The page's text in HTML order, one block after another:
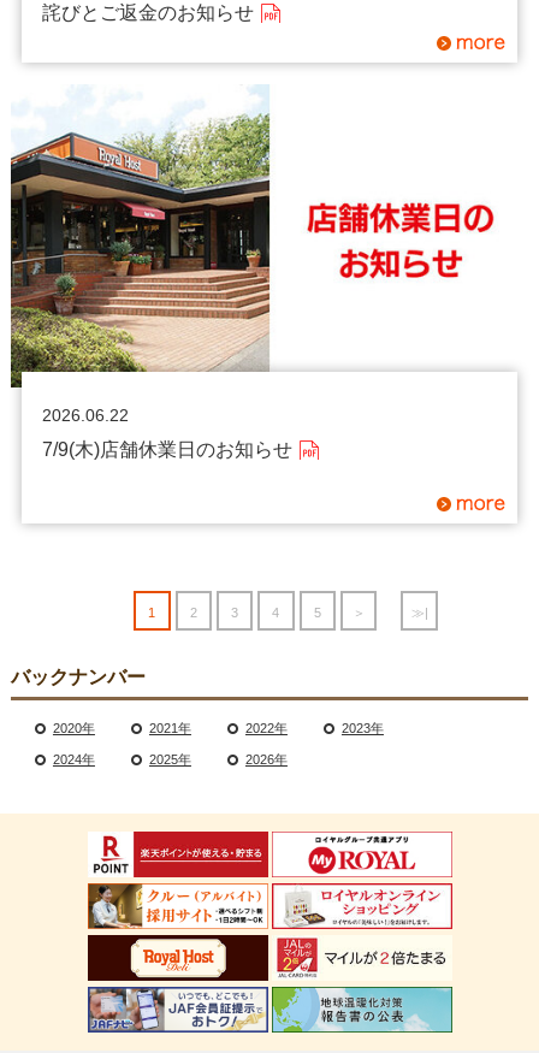
詫びとご返金のお知らせ
2026.06.22
7/9(木)店舗休業日のお知らせ
1 2 3 4 5 ＞ ≫|
バックナンバー
2020年 2021年 2022年 2023年
2024年 2025年 2026年